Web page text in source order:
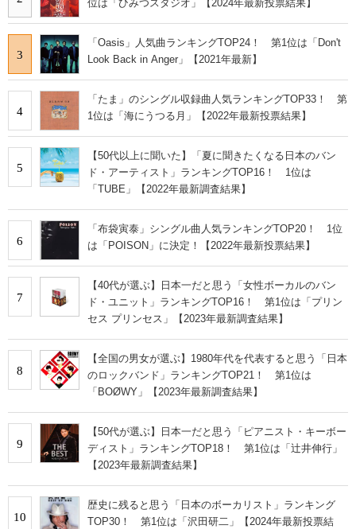
位は「ひみつスタジオ」【2024年最新投票結果】
3
「Oasis」人気曲ランキングTOP24！ 第1位は「Don't
Look Back in Anger」【2021年最新】
4
「たま」のシングル収録曲人気ランキングTOP33！ 第
1位は「海にうつる月」【2022年最新投票結果】
5
【50代以上に聞いた】「夏に聞きたくなる日本のバン
ド・アーティスト」ランキングTOP16！ 1位は
「TUBE」【2022年最新調査結果】
6
「布袋寅泰」シングル曲人気ランキングTOP20！ 1位
は「POISON」に決定！【2022年最新投票結果】
7
【40代が選ぶ】日本一だと思う「女性ボーカルのバン
ド・ユニット」ランキングTOP16！ 第1位は「プリン
セス プリンセス」【2023年最新調査結果】
8
【全国の男女が選ぶ】1980年代を代表すると思う「日本
のロックバンド」ランキングTOP21！ 第1位は
「BOØWY」【2023年最新調査結果】
9
【50代が選ぶ】日本一だと思う「ピアニスト・キーボー
ディスト」ランキングTOP18！ 第1位は「辻井伸行」
【2023年最新調査結果】
10
歴史に残ると思う「日本のボーカリスト」ランキング
TOP30！ 第1位は「沢田研二」【2024年最新投票結